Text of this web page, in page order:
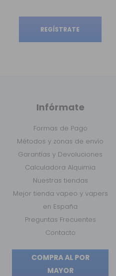
REGÍSTRATE
Infórmate
Formas de Pago
Métodos y zonas de envío
Garantías y Devoluciones
Calculadora Alquimia
Nuestras tiendas
Mejor tienda vapeo y vapers
en España
Preguntas Frecuentes
Contacto
COMPRA AL POR
MAYOR